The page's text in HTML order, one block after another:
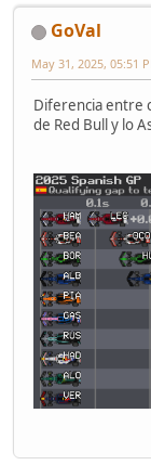
GoVal
May 31, 2025, 05:51
Diferencia entre
de Red Bull y lo